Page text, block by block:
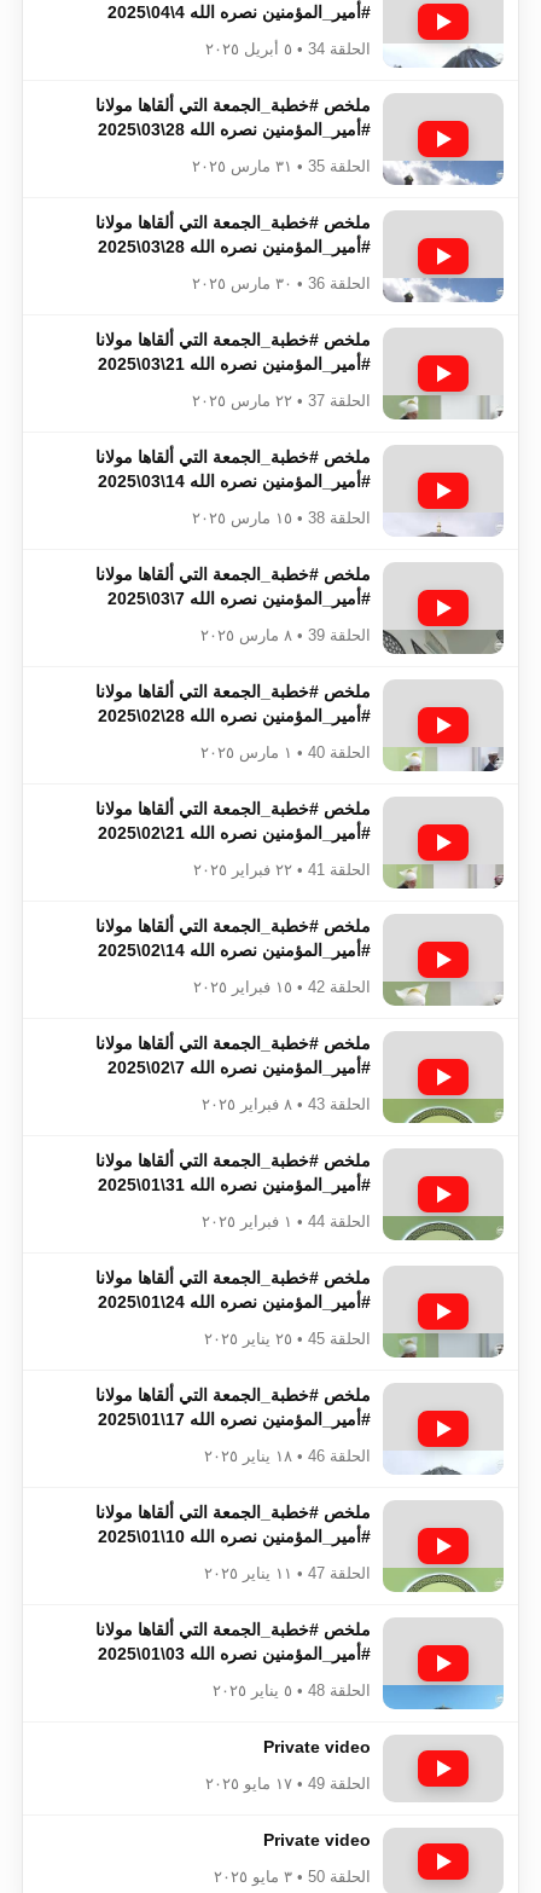
#أمير_المؤمنين​​​​​​​​​​​​​​ نصره الله 4\04\2025
الحلقة 34 • ٥ أبريل ٢٠٢٥
ملخص #خطبة_الجمعة​​​​​​​​​​​​​​ التي ألقاها مولانا
#أمير_المؤمنين​​​​​​​​​​​​​​ نصره الله 28\03\2025
الحلقة 35 • ٣١ مارس ٢٠٢٥
ملخص #خطبة_الجمعة​​​​​​​​​​​​​​ التي ألقاها مولانا
#أمير_المؤمنين​​​​​​​​​​​​​​ نصره الله 28\03\2025
الحلقة 36 • ٣٠ مارس ٢٠٢٥
ملخص #خطبة_الجمعة​​​​​​​​​​​​​​ التي ألقاها مولانا
#أمير_المؤمنين​​​​​​​​​​​​​​ نصره الله 21\03\2025
الحلقة 37 • ٢٢ مارس ٢٠٢٥
ملخص #خطبة_الجمعة​​​​​​​​​​​​​​ التي ألقاها مولانا
#أمير_المؤمنين​​​​​​​​​​​​​​ نصره الله 14\03\2025
الحلقة 38 • ١٥ مارس ٢٠٢٥
ملخص #خطبة_الجمعة​​​​​​​​​​​​​​ التي ألقاها مولانا
#أمير_المؤمنين​​​​​​​​​​​​​​ نصره الله 7\03\2025
الحلقة 39 • ٨ مارس ٢٠٢٥
ملخص #خطبة_الجمعة​​​​​​​​​​​​​​ التي ألقاها مولانا
#أمير_المؤمنين​​​​​​​​​​​​​​ نصره الله 28\02\2025
الحلقة 40 • ١ مارس ٢٠٢٥
ملخص #خطبة_الجمعة​​​​​​​​​​​​​​ التي ألقاها مولانا
#أمير_المؤمنين​​​​​​​​​​​​​​ نصره الله 21\02\2025
الحلقة 41 • ٢٢ فبراير ٢٠٢٥
ملخص #خطبة_الجمعة​​​​​​​​​​​​​​ التي ألقاها مولانا
#أمير_المؤمنين​​​​​​​​​​​​​​ نصره الله 14\02\2025
الحلقة 42 • ١٥ فبراير ٢٠٢٥
ملخص #خطبة_الجمعة​​​​​​​​​​​​​​ التي ألقاها مولانا
#أمير_المؤمنين​​​​​​​​​​​​​​ نصره الله 7\02\2025
الحلقة 43 • ٨ فبراير ٢٠٢٥
ملخص #خطبة_الجمعة​​​​​​​​​​​​​​ التي ألقاها مولانا
#أمير_المؤمنين​​​​​​​​​​​​​​ نصره الله 31\01\2025
الحلقة 44 • ١ فبراير ٢٠٢٥
ملخص #خطبة_الجمعة​​​​​​​​​​​​​​ التي ألقاها مولانا
#أمير_المؤمنين​​​​​​​​​​​​​​ نصره الله 24\01\2025
الحلقة 45 • ٢٥ يناير ٢٠٢٥
ملخص #خطبة_الجمعة​​​​​​​​​​​​​​ التي ألقاها مولانا
#أمير_المؤمنين​​​​​​​​​​​​​​ نصره الله 17\01\2025
الحلقة 46 • ١٨ يناير ٢٠٢٥
ملخص #خطبة_الجمعة​​​​​​​​​​​​​​ التي ألقاها مولانا
#أمير_المؤمنين​​​​​​​​​​​​​​ نصره الله 10\01\2025
الحلقة 47 • ١١ يناير ٢٠٢٥
ملخص #خطبة_الجمعة​​​​​​​​​​​​​​ التي ألقاها مولانا
#أمير_المؤمنين​​​​​​​​​​​​​​ نصره الله 03\01\2025
الحلقة 48 • ٥ يناير ٢٠٢٥
Private video
الحلقة 49 • ١٧ مايو ٢٠٢٥
Private video
الحلقة 50 • ٣ مايو ٢٠٢٥